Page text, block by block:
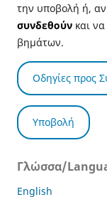
την υποβολή ή,
συνδεθούνκαι να
βημάτων.
Οδηγίες προς
Υποβολή
Γλώσσα/
English